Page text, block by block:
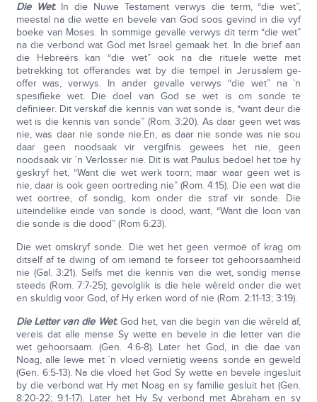
Die Wet: In die Nuwe Testament verwys die term, “die wet”,
meestal na die wette en bevele van God soos gevind in die vyf
boeke van Moses. In sommige gevalle verwys dit term “die wet”
na die verbond wat God met Israel gemaak het. In die brief aan
die Hebreërs kan “die wet” ook na die rituele wette met
betrekking tot offerandes wat by die tempel in Jerusalem ge-
offer was, verwys. In ander gevalle verwys “die wet” na `n
spesifieke wet. Die doel van God se wet is om sonde te
definieer. Dit verskaf die kennis van wat sonde is, “want deur die
wet is die kennis van sonde” (Rom. 3:20). As daar geen wet was
nie, was daar nie sonde nie.En, as daar nie sonde was nie sou
daar geen noodsaak vir vergifnis gewees het nie, geen
noodsaak vir `n Verlosser nie. Dit is wat Paulus bedoel het toe hy
geskryf het, “Want die wet werk toorn; maar waar geen wet is
nie, daar is ook geen oortreding nie” (Rom. 4:15). Die een wat die
wet oortree, of sondig, kom onder die straf vir sonde. Die
uiteindelike einde van sonde is dood, want, “Want die loon van
die sonde is die dood” (Rom 6:23).
Die wet omskryf sonde. Die wet het geen vermoë of krag om
ditself af te dwing of om iemand te forseer tot gehoorsaamheid
nie (Gal. 3:21). Selfs met die kennis van die wet, sondig mense
steeds (Rom. 7:7-25); gevolglik is die hele wêreld onder die wet
en skuldig voor God, of Hy erken word of nie (Rom. 2:11-13; 3:19).
Die Letter van die Wet:God het, van die begin van die wêreld af,
vereis dat alle mense Sy wette en bevele in die letter van die
wet gehoorsaam. (Gen. 4:6-8). Later het God, in die dae van
Noag, alle lewe met `n vloed vernietig weens sonde en geweld
(Gen. 6:5-13). Na die vloed het God Sy wette en bevele ingesluit
by die verbond wat Hy met Noag en sy familie gesluit het (Gen.
8:20-22; 9:1-17). Later het Hy Sy verbond met Abraham en sy